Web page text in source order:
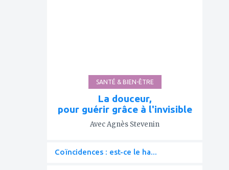
SANTÉ & BIEN-ÊTRE
La douceur,
pour guérir grâce à l'invisible
Avec Agnès Stevenin
Coïncidences : est-ce le ha...